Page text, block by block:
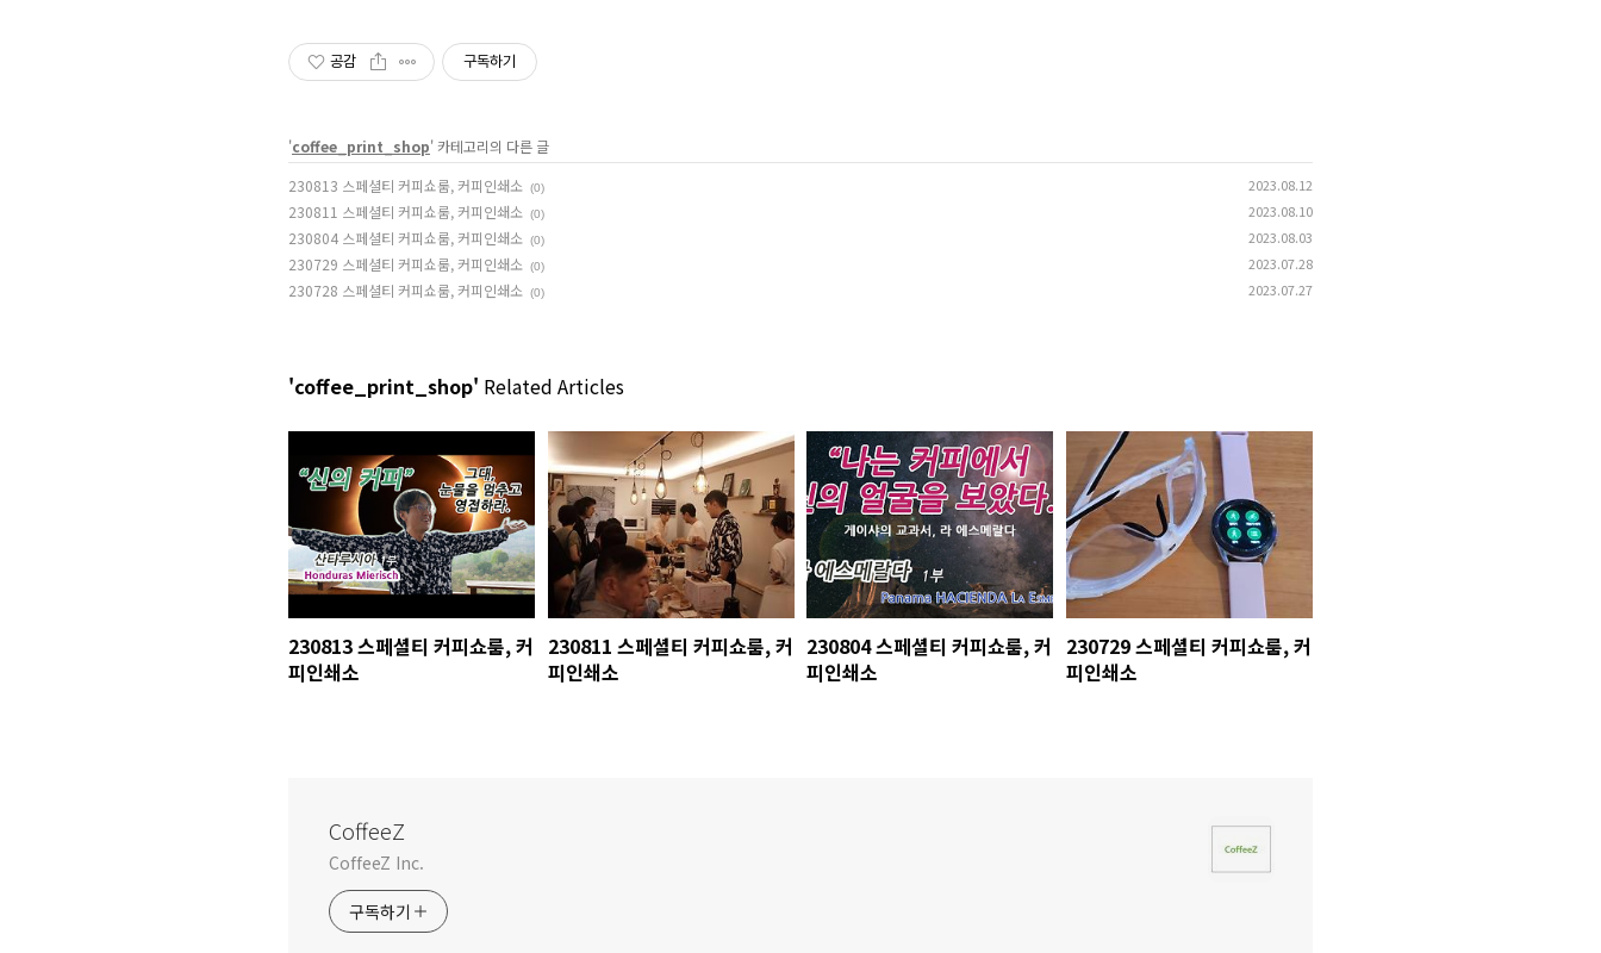
공감 구독하기
'coffee_print_shop' 카테고리의 다른 글
230813 스페셜티 커피쇼룸, 커피인쇄소 (0) 2023.08.12
230811 스페셜티 커피쇼룸, 커피인쇄소 (0) 2023.08.10
230804 스페셜티 커피쇼룸, 커피인쇄소 (0) 2023.08.03
230729 스페셜티 커피쇼룸, 커피인쇄소 (0) 2023.07.28
230728 스페셜티 커피쇼룸, 커피인쇄소 (0) 2023.07.27
'coffee_print_shop' Related Articles
230813 스페셜티 커피쇼룸, 커
피인쇄소
230811 스페셜티 커피쇼룸, 커
피인쇄소
230804 스페셜티 커피쇼룸, 커
피인쇄소
230729 스페셜티 커피쇼룸, 커
피인쇄소
CoffeeZ
CoffeeZ Inc.
구독하기